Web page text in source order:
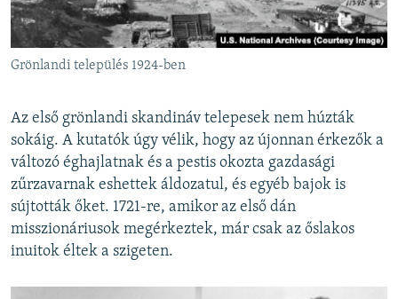
Grönlandi település 1924-ben
Az első grönlandi skandináv telepesek nem húzták
sokáig. A kutatók úgy vélik, hogy az újonnan érkezők a
változó éghajlatnak és a pestis okozta gazdasági
zűrzavarnak eshettek áldozatul, és egyéb bajok is
sújtották őket. 1721-re, amikor az első dán
misszionáriusok megérkeztek, már csak az őslakos
inuitok éltek a szigeten.